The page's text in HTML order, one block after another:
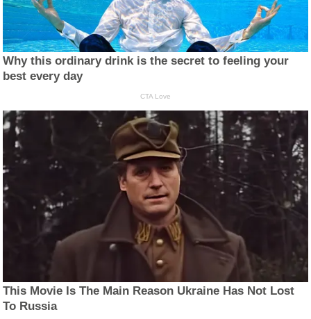
Why this ordinary drink is the secret to feeling your
best every day
CTA Love
This Movie Is The Main Reason Ukraine Has Not Lost
To Russia